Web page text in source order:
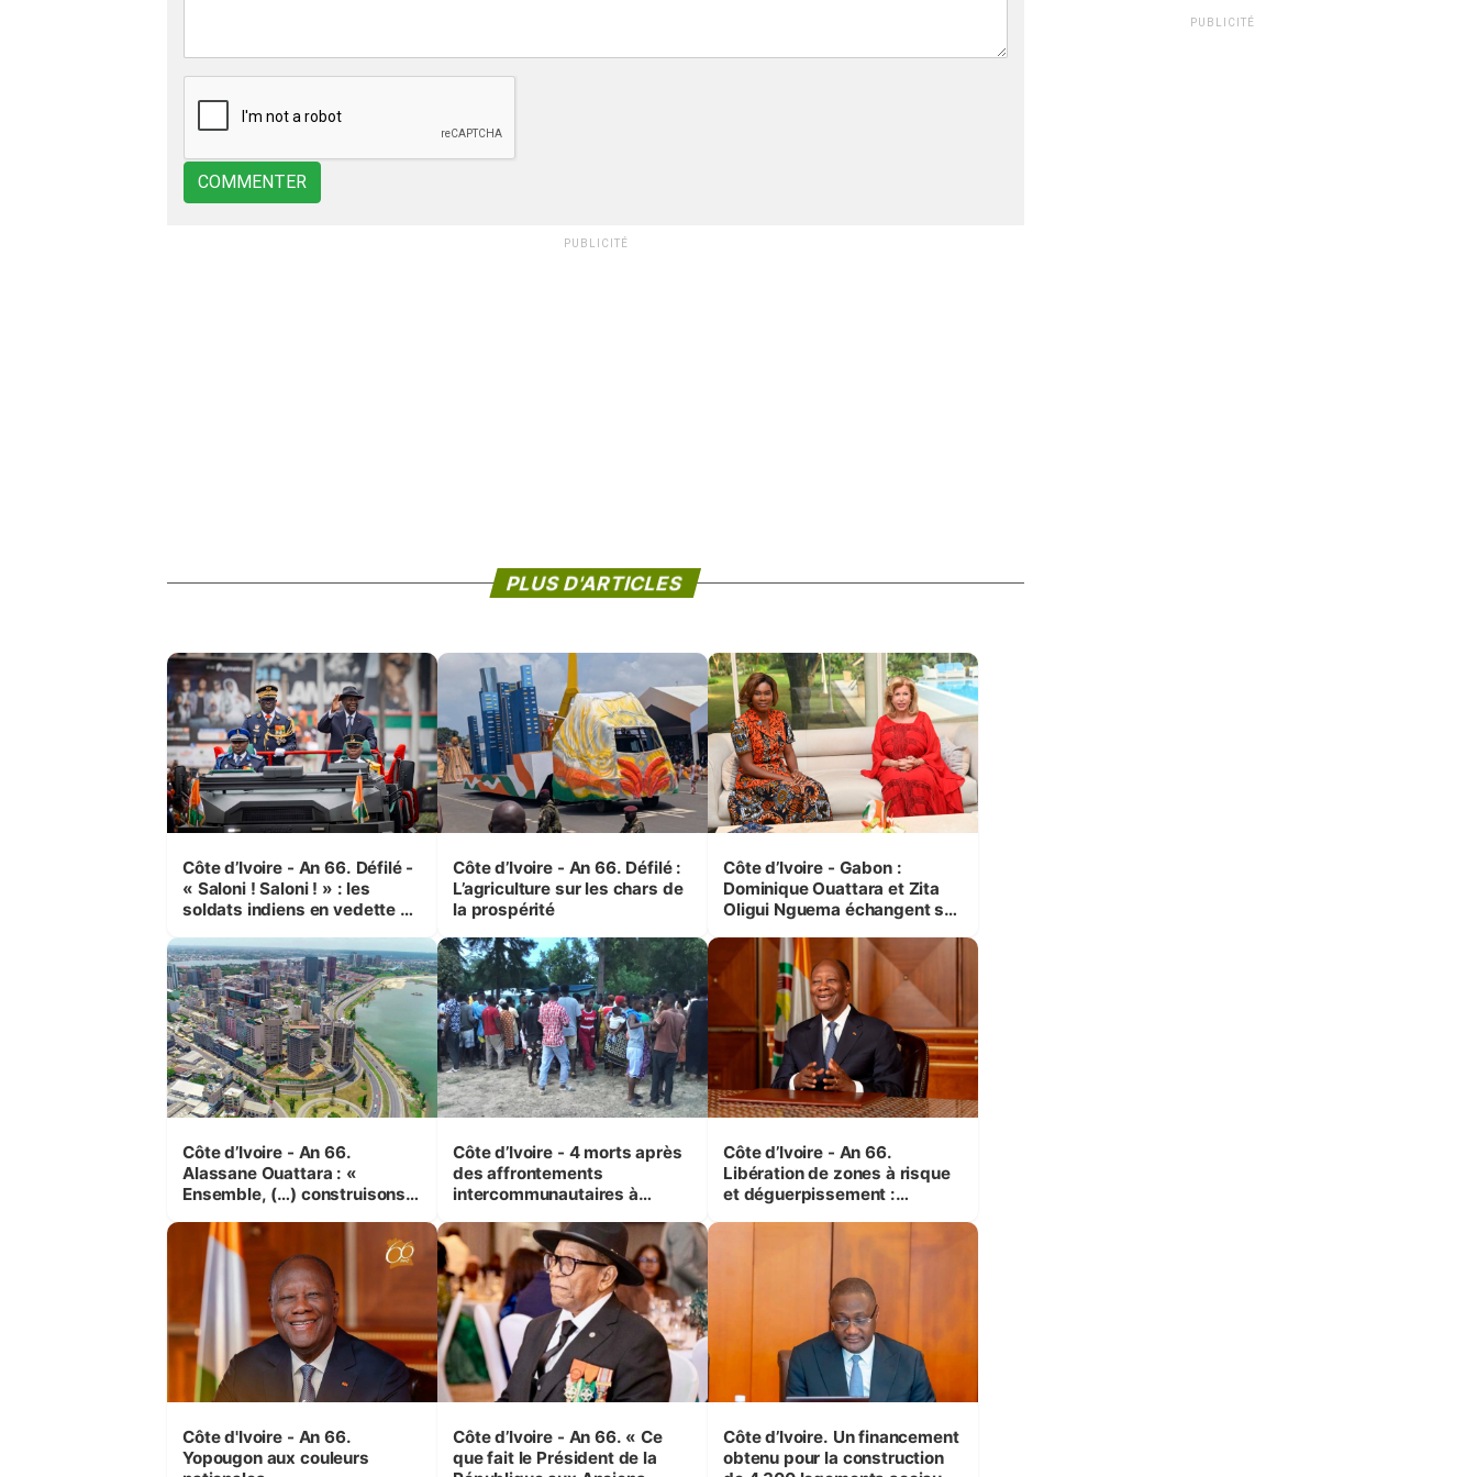
COMMENTER
PUBLICITÉ
PLUS D'ARTICLES
Côte d’Ivoire - An 66. Défilé -
« Saloni ! Saloni ! » : les
soldats indiens en vedette à
Côte d’Ivoire - An 66. Défilé :
L’agriculture sur les chars de
la prospérité
Côte d’Ivoire - Gabon :
Dominique Ouattara et Zita
Oligui Nguema échangent sur
femmes et des enfants
Côte d’Ivoire - An 66.
Alassane Ouattara : «
Ensemble, (…) construisons
mêmes et pour les
générations futures »
Côte d’Ivoire - 4 morts après
des affrontements
intercommunautaires à
correspondant au milieu des
sinistrés
Côte d’Ivoire - An 66.
Libération de zones à risque
et déguerpissement :
respect de l'Etat de droit pour
préserver les vies humaines
Côte d'Ivoire - An 66.
Yopougon aux couleurs
Côte d’Ivoire - An 66. « Ce
que fait le Président de la
Côte d’Ivoire. Un financement
obtenu pour la construction
PUBLICITÉ